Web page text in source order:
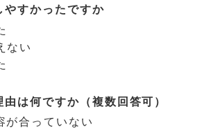
やすかったですか
ない
は何ですか（複数回答可）
が合っていない